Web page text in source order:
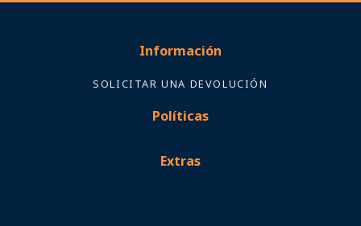
Información
SOLICITAR UNA DEVOLUCIÓN
Políticas
Extras